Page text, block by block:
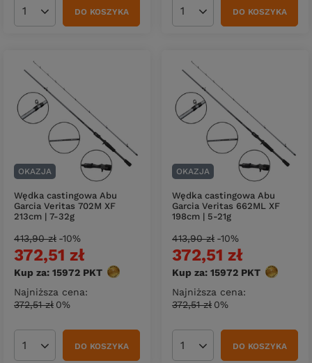
Ilość produktówDO KOSZYKA Ilość produktówDO KOSZYKA
OKAZJA
Wędka castingowa Abu
Garcia Veritas 702M XF
213cm | 7-32g
372,51 zł
Kup za: 15972 PKT punktów
Najniższa cena:
372,51 zł 0%
413,90 zł -10%
Ilość produktówDO KOSZYKA
OKAZJA
Wędka castingowa Abu
Garcia Veritas 662ML XF
198cm | 5-21g
372,51 zł
Kup za: 15972 PKT punktów
Najniższa cena:
372,51 zł 0%
413,90 zł -10%
Ilość produktówDO KOSZYKA